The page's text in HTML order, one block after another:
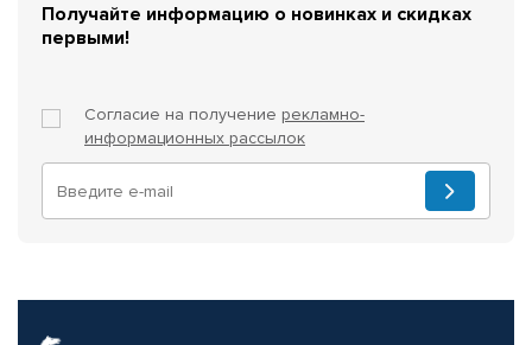
Получайте информацию о новинках и скидках
первыми!
Согласие на получение рекламно-
информационных рассылок